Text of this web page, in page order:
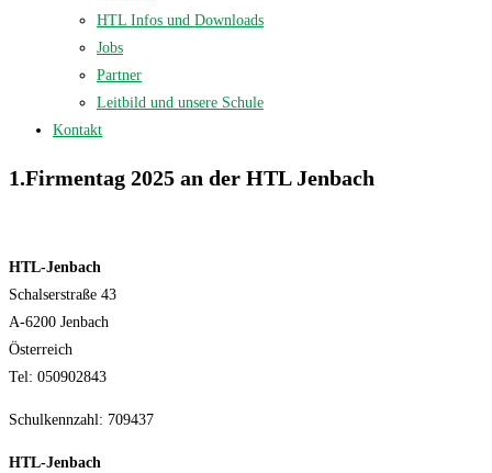
HTL Infos und Downloads
Jobs
Partner
Leitbild und unsere Schule
Kontakt
1.Firmentag 2025 an der HTL Jenbach
HTL-Jenbach
Schalserstraße 43
A-6200 Jenbach
Österreich
Tel: 050902843
Schulkennzahl: 709437
HTL-Jenbach